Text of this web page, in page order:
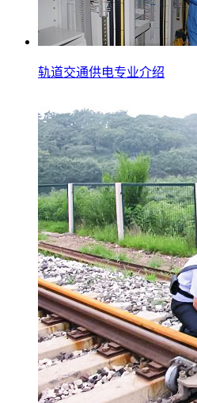
轨道交通供电专业介绍